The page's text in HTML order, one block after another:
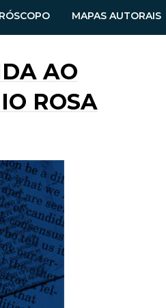
MAPAS AUTORAIS
AO
ROSA